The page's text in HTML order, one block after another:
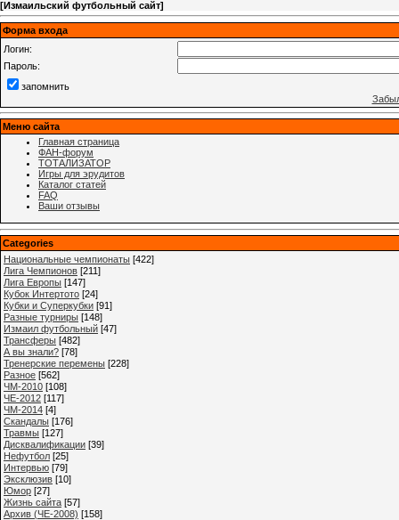
[Измаильский футбольный сайт]
Форма входа
Логин:
Пароль:
запомнить
Меню сайта
Главная страница
ФАН-форум
ТОТАЛИЗАТОР
Игры для эрудитов
Каталог статей
FAQ
Ваши отзывы
Categories
Национальные чемпионаты [422]
Лига Чемпионов [211]
Лига Европы [147]
Кубок Интертото [24]
Кубки и Суперкубки [91]
Разные турниры [148]
Измаил футбольный [47]
Трансферы [482]
А вы знали? [78]
Тренерские перемены [228]
Разное [562]
ЧМ-2010 [108]
ЧЕ-2012 [117]
ЧМ-2014 [4]
Cкандалы [176]
Травмы [127]
Дисквалификации [39]
Нефутбол [25]
Интервью [79]
Эксклюзив [10]
Юмор [27]
Жизнь сайта [57]
Архив (ЧЕ-2008) [158]